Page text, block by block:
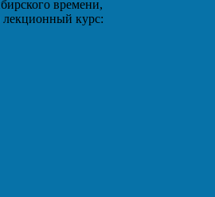
времени,
лекционный курс: